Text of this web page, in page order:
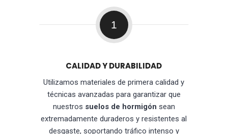
1
CALIDAD Y DURABILIDAD
Utilizamos materiales de primera calidad y
técnicas avanzadas para garantizar que
nuestros suelos de hormigón sean
extremadamente duraderos y resistentes al
desgaste, soportando tráfico intenso y